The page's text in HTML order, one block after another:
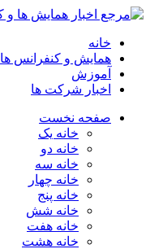
خانه
همایش و کنفرانس ها
آموزش
اخبار شرکت ها
صفحه نخست
خانه یک
خانه دو
خانه سه
خانه چهار
خانه پنج
خانه شش
خانه هفت
خانه هشت